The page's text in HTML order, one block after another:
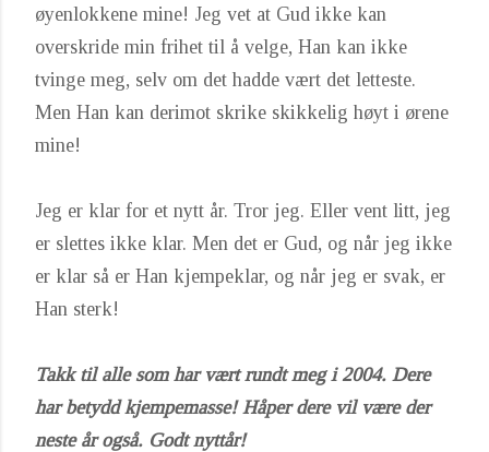
øyenlokkene mine! Jeg vet at Gud ikke kan
overskride min frihet til å velge, Han kan ikke
tvinge meg, selv om det hadde vært det letteste.
Men Han kan derimot skrike skikkelig høyt i ørene
mine!
Jeg er klar for et nytt år. Tror jeg. Eller vent litt, jeg
er slettes ikke klar. Men det er Gud, og når jeg ikke
er klar så er Han kjempeklar, og når jeg er svak, er
Han sterk!
Takk til alle som har vært rundt meg i 2004. Dere
har betydd kjempemasse! Håper dere vil være der
neste år også. Godt nyttår!